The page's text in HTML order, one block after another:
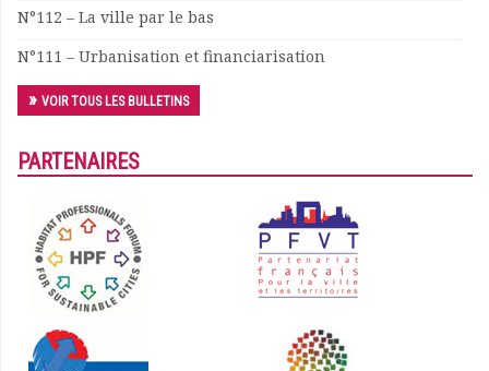
N°112 – La ville par le bas
N°111 – Urbanisation et financiarisation
VOIR TOUS LES BULLETINS
PARTENAIRES